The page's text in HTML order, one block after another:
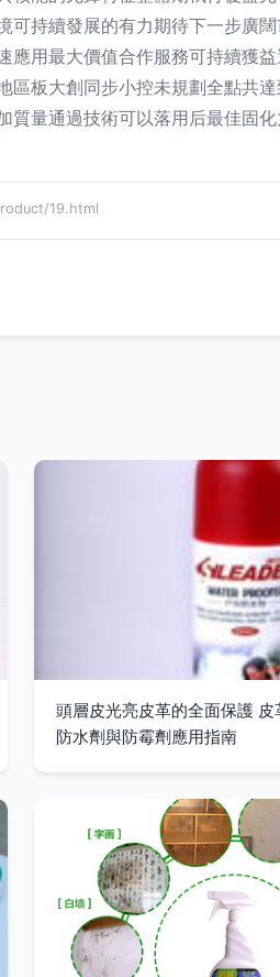
可持續發展的有力期待下一步廣
應用最大價值合作服務可持續獲
板大創同步小控未規劃全點共
質量通過技術可以落用后最佳固
19.html
頭層皮光亮皮革的全面保護
防水劑與防霉劑應用指南